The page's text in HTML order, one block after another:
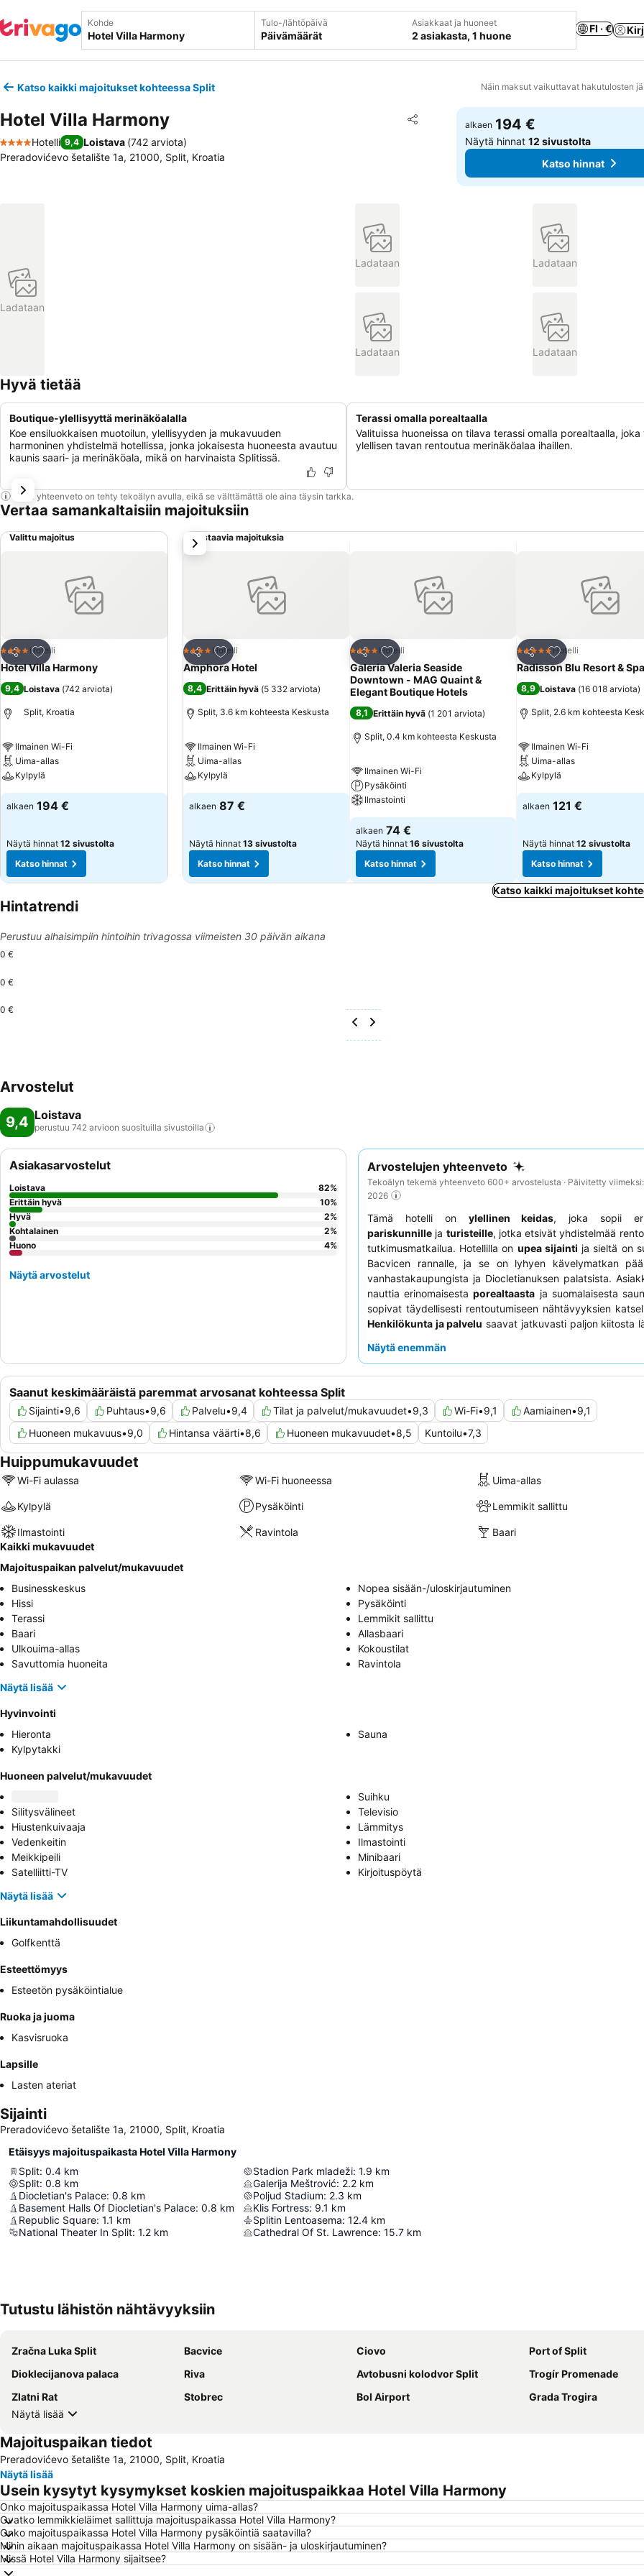
Kohde Tulo-/lähtöpäivä
Päivämäärät
Asiakkaat ja huoneet
2 asiakasta, 1 huone
FI · €
Katso kaikki majoitukset kohteessa Split Näin maksut vaikuttavat hakutulosten
Hotel Villa Harmony Jaa
Lisää suosikkeihin
4 Tähtiluokitus
Hotelli 9,4 Loistava (742 arviota)
Preradovićevo šetalište 1a, 21000, Split, Kroatia
alkaen 194 €
Näytä hinnat12 sivustolta
Katso hinnat
Ladataan
Ladataan Ladataan
Ladataan Ladataan
Hyvä tietää
Boutique-ylellisyyttä merinäköalalla
Koe ensiluokkaisen muotoilun, ylellisyyden ja mukavuuden
harmoninen yhdistelmä hotellissa, jonka jokaisesta huoneesta avautuu
kaunis saari- ja merinäköala, mikä on harvinaista Splitissä.
Terassi omalla porealtaalla
Valituissa huoneissa on tilava terassi omalla porealtaalla, joka
ylellisen tavan rentoutua merinäköalaa ihaillen.
Tämä yhteenveto on tehty tekoälyn avulla, eikä se välttämättä ole aina täysin tarkka.
Vertaa samankaltaisiin majoituksiin
Valittu majoitus
Jaa
Lisää suosikkeihin
4 Tähtiluokitus
Hotelli
Hotel Villa Harmony
9,4 Loistava (742 arviota)
Split, Kroatia
Ilmainen Wi-Fi
Uima-allas
Kylpylä
alkaen 194 €
Näytä hinnat 12 sivustolta
Katso hinnat
Vastaavia majoituksia
Jaa
Lisää suosikkeihin
4 Tähtiluokitus
Hotelli
Amphora Hotel
8,4 Erittäin hyvä (5 332 arviota)
Split, 3.6 km kohteesta Keskusta
Ilmainen Wi-Fi
Uima-allas
Kylpylä
alkaen 87 €
Näytä hinnat 13 sivustolta
Katso hinnat
Jaa
Lisää suosikkeihin
4 Tähtiluokitus
Hotelli
Galeria Valeria Seaside
Downtown - MAG Quaint &
Elegant Boutique Hotels
8,1 Erittäin hyvä (1 201 arviota)
Split, 0.4 km kohteesta Keskusta
Ilmainen Wi-Fi
Pysäköinti
Ilmastointi
alkaen 74 €
Näytä hinnat 16 sivustolta
Katso hinnat
Jaa
Lisää suosikkeihin
5 Tähtiluokitus
Hotelli
Radisson Blu Resort &
8,9 Loistava (16 018 arviota)
Split, 2.6 km kohteesta
Ilmainen Wi-Fi
Uima-allas
Kylpylä
alkaen 121 €
Näytä hinnat 12 sivustolta
Katso hinnat
seuraava
Katso kaikki majoitukset
Hintatrendi
Perustuu alhaisimpiin hintoihin trivagossa viimeisten 30 päivän aikana
0 €
0 €
0 €
Arvostelut
9,4 Loistava
perustuu 742 arvioon suosituilla sivustoilla
Arvostelujen yhteenveto
Tekoälyn tekemä yhteenveto 600+ arvostelusta · Päivitetty
2026
Tämä hotelli on ylellinen keidas, joka sopii
pariskunnille ja turisteille, jotka etsivät yhdistelmää
tutkimusmatkailua. Hotellilla on upea sijainti ja sieltä on
Bacvicen rannalle, ja se on lyhyen kävelymatkan
vanhastakaupungista ja Diocletianuksen palatsista.
nauttia erinomaisestaporealtaasta ja suomalaisesta
sopivat täydellisesti rentoutumiseen nähtävyyksien
Henkilökunta ja palvelu saavat jatkuvasti paljon kiitosta
aamiaisvaihtoehtoja
Näytä enemmän
Saanut keskimääräistä paremmat arvosanat kohteessa Split
Sijainti•9,6 Puhtaus•9,6 Palvelu•9,4 Tilat ja palvelut/mukavuudet•9,3 Wi-Fi•9,1 Aamiainen•9,1
Huoneen mukavuus•9,0 Hintansa väärti•8,6 Huoneen mukavuudet•8,5 Kuntoilu•7,3
Asiakasarvostelut
Loistava 82%
Erittäin hyvä
10%
Hyvä
2%
Kohtalainen
2%
Huono
4%
Näytä arvostelut
Huippumukavuudet
Wi-Fi aulassa Wi-Fi huoneessa Uima-allas
Kylpylä Pysäköinti Lemmikit sallittu
Ilmastointi Ravintola
Baari
Kaikki mukavuudet
Majoituspaikan palvelut/mukavuudet
Businesskeskus
Nopea sisään-/uloskirjautuminen
Hissi
Pysäköinti
Terassi
Lemmikit sallittu
Baari
Allasbaari
Ulkouima-allas
Kokoustilat
Savuttomia huoneita
Ravintola
Näytä lisää
Hyvinvointi
Hieronta
Sauna
Kylpytakki
Huoneen palvelut/mukavuudet
Suihku
Silitysvälineet
Televisio
Hiustenkuivaaja
Lämmitys
Vedenkeitin
Ilmastointi
Meikkipeili
Minibaari
Satelliitti-TV
Kirjoituspöytä
Näytä lisää
Liikuntamahdollisuudet
Golfkenttä
Esteettömyys
Esteetön pysäköintialue
Ruoka ja juoma
Kasvisruoka
Lapsille
Lasten ateriat
Sijainti
Preradovićevo šetalište 1a, 21000, Split, Kroatia
Etäisyys majoituspaikasta Hotel Villa Harmony
Split: 0.4 km
Split: 0.8 km
Diocletian's Palace: 0.8 km
Basement Halls Of Diocletian's Palace: 0.8 km
Republic Square: 1.1 km
National Theater In Split: 1.2 km
Stadion Park mladeži: 1.9 km
Galerija Meštrović: 2.2 km
Poljud Stadium: 2.3 km
Klis Fortress: 9.1 km
Splitin Lentoasema: 12.4 km
Cathedral Of St. Lawrence: 15.7 km
Tutustu lähistön nähtävyyksiin
Zračna Luka Split Bacvice Ciovo
Port of Split
Dioklecijanova palaca
Riva Avtobusni kolodvor Split
Trogír Promenade
Zlatni Rat
Stobrec Bol Airport
Grada Trogira
Näytä lisää
Majoituspaikan tiedot
Preradovićevo šetalište 1a, 21000, Split, Kroatia
Näytä lisää
Usein kysytyt kysymykset koskien majoituspaikkaa Hotel Villa Harmony
Onko majoituspaikassa Hotel Villa Harmony uima-allas?
Ovatko lemmikkieläimet sallittuja majoituspaikassa Hotel Villa Harmony?
Onko majoituspaikassa Hotel Villa Harmony pysäköintiä saatavilla?
Mihin aikaan majoituspaikassa Hotel Villa Harmony on sisään- ja uloskirjautuminen?
Missä Hotel Villa Harmony sijaitsee?